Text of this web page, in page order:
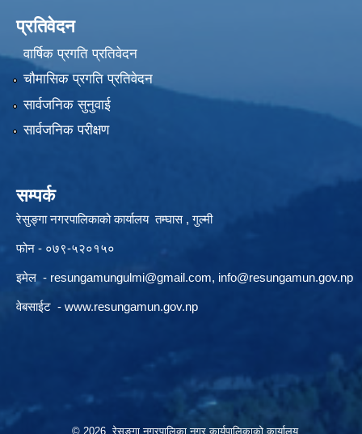
प्रतिवेदन
वार्षिक प्रगति प्रतिवेदन
चौमासिक प्रगति प्रतिवेदन
सार्वजनिक सुनुवाई
सार्वजनिक परीक्षण
सम्पर्क
रेसुङ्गा नगरपालिकाको कार्यालय तम्घास , गुल्मी
फोन - ०७९-५२०१५०
इमेल - resungamungulmi@gmail.com, info@resungamun.gov.np
वेबसाईट - www.resungamun.gov.np
© 2026 रेसुङ्गा नगरपालिका,नगर कार्यपालिकाको कार्यालय